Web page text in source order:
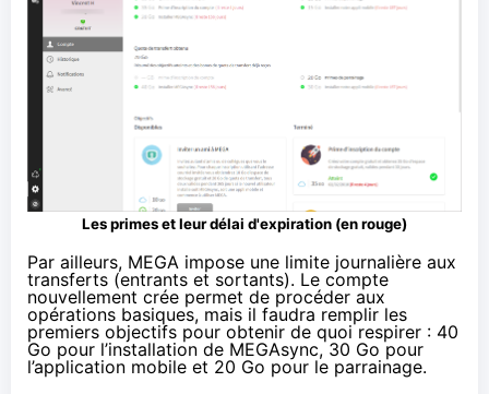
Les primes et leur délai d'expiration (en rouge)
Par ailleurs, MEGA impose une limite journalière aux
transferts (entrants et sortants). Le compte
nouvellement crée permet de procéder aux
opérations basiques, mais il faudra remplir les
premiers objectifs pour obtenir de quoi respirer : 40
Go pour l’installation de MEGAsync, 30 Go pour
l’application mobile et 20 Go pour le parrainage.